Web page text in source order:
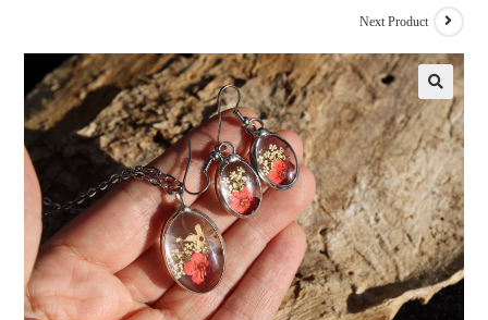
Next Product